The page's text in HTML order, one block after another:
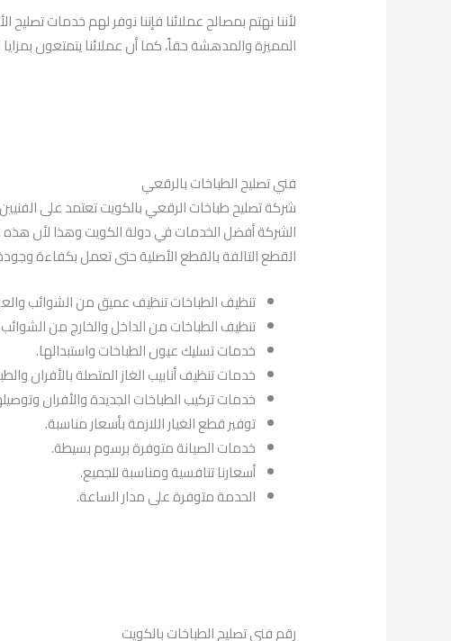
لأننا نهتم بمصالح عملائنا فإننا نوفر لهم خدمات
المميزة والمدهشة حقاً، كما أن عملائنا يتمتعون
فني تصليح الطباخات بالرقعي
شركة تصليح طباخات الرقعي بالكويت تعتمد على
الشركة أفضل الخدمات في دولة الكويت وهذا لأن هذه
القطع التالفة بالقطع الأصلية حتى تعمل بكفاءة
تنظيف الطباخات تنظيف عميق من الشوائب
تنظيف الطباخات من الداخل والخارج من
خدمات تسليك عيون الطباخات واستبدالها.
خدمات تنظيف أنابيب الغاز المتصلة بالأفران
خدمات تركيب الطباخات الجديدة والأفران
توفير قطع الغيار اللازمة بأسعار مناسبة.
خدمات الصيانة متوفرة برسوم بسيطة.
أسعارنا تنافسية ومناسبة للجميع.
الحدمة متوفرة على مدار الساعة.
رقم فني تصليح الطباخات بالكويت